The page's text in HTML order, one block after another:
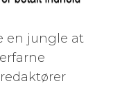
en jungle at